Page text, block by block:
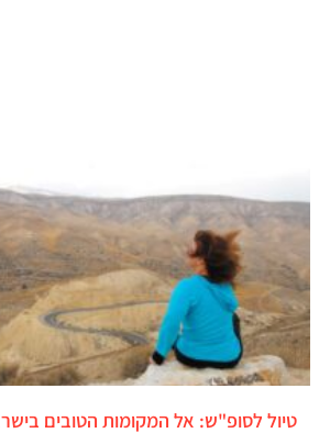
טיול לסופ"ש: אל המקומות הטובים